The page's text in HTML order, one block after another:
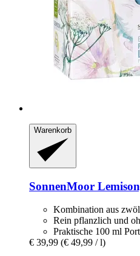
Warenkorb
SonnenMoor
Kombination aus
Rein pflanzlich und
Praktische 100 ml
€ 39,99 (€ 49,99 / l)